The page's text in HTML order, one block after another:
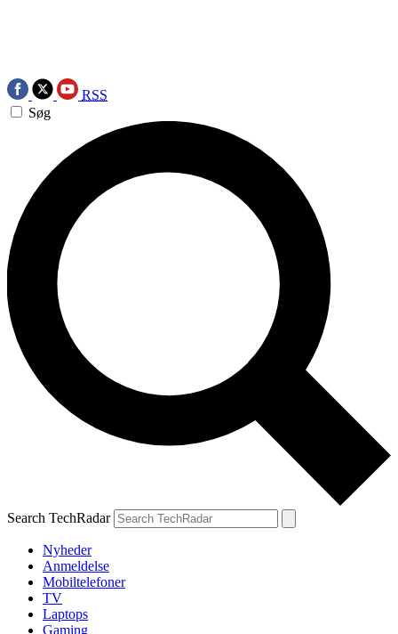
RSS
Søg
Search TechRadar
Nyheder
Anmeldelse
Mobiltelefoner
TV
Laptops
Gaming